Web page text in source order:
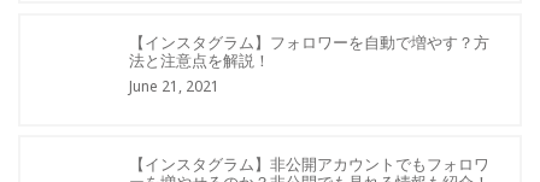
【インスタグラム】フォロワーを自動で増やす？方
法と注意点を解説！
June 21, 2021
【インスタグラム】非公開アカウントでもフォロワ